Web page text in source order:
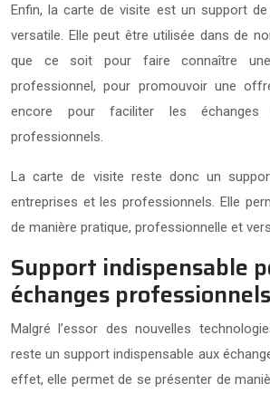
Enfin, la carte de visite est un support
versatile. Elle peut être utilisée dans de
que ce soit pour faire connaître
professionnel, pour promouvoir une
encore pour faciliter les échanges
professionnels.
La carte de visite reste donc un
entreprises et les professionnels. Elle
de manière pratique, professionnelle et
Support indispensable
échanges professionnels
Malgré l’essor des nouvelles
reste un support indispensable aux
effet, elle permet de se présenter de